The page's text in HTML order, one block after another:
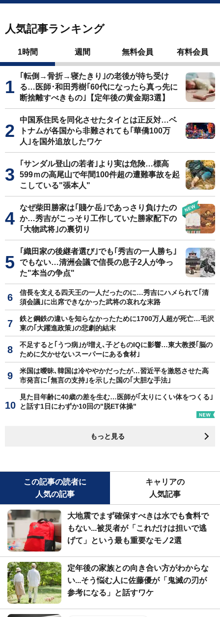
人気記事ランキング
1時間 週間 無料会員 有料会員
｢転倒→骨折→寝たきり｣の老後が待ち受け
る…医師･和田秀樹｢60代になったら真っ先に
断捨離すべきもの｣【定年後の黄金期3選】
中国系住民を同化させたタイとは正反対…ベ
トナムが各国から非難されても｢華僑100万
人｣を国外追放したワケ
｢サンダル登山の若者｣より実は危険…標高
599ｍの高尾山で年間100件超の遭難事故を起
こしている"張本人"
なぜ柴田勝家は｢賤ケ岳｣であっさり負けたの
か…秀吉がこっそり工作していた勝家配下の
｢大物武将｣の裏切り
｢織田家の後継者選び｣でも｢秀吉の一人勝ち｣
でもない…清洲会議で信長の息子2人が争っ
た"本当の争点"
信長を支える四天王の一人だったのに…秀吉にハメられて｢清
須会議｣に出席できなかった武将の哀れな末路
鉄と鋼鉄の違いを知らなかったために1700万人超が死亡…毛沢
東の｢大躍進政策｣の悲劇的結末
不足すると｢うつ病｣が増え､子どものIQに影響…東大教授｢脳の
ために欠かせないスーパーにある食材｣
米国は曖昧､韓国は冷ややかだったが…習近平を激怒させた高
市発言に｢無言の支持｣を示した国の｢大胆な手法｣
見た目年齢に40歳の差を生む…医師が｢太りにくい体をつくる｣
と話す1日にわずか10回の"脱ET体操"
もっと見る
この記事の読者に
人気の記事
キャリアの
人気記事
大地震でまず確保すべきは水でも食料で
もない...被災者が「これだけは担いで逃
げて」という最も重要なモノ2選
定年後の家族との向き合い方がわからな
い...そう悩む人に佐藤優が「鬼滅の刃が
参考になる」と話すワケ